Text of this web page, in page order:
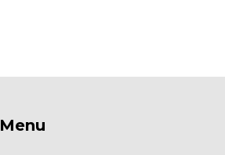
Menu